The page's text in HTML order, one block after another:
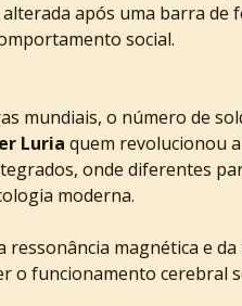
após uma barra
social.
mundiais, o número de
Luria quem revolucionou
onde diferentes
moderna.
ressonância magnética e
funcionamento cerebral